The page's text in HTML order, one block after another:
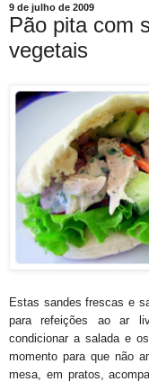
9 de julho de 2009
Pão pita com
vegetais
Estas sandes frescas e
para refeições ao ar
condicionar a salada e
momento para que não
mesa, em pratos,